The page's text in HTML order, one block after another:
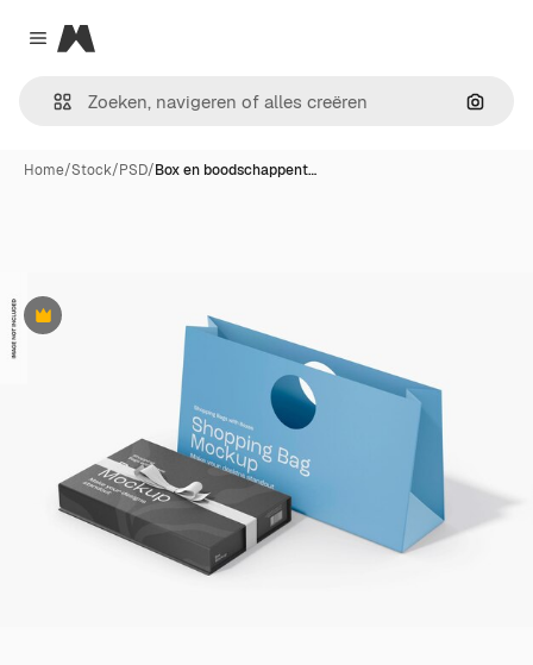
Close menu
Magnific
Home/Stock/PSD/Box en boodschappent…
Premium